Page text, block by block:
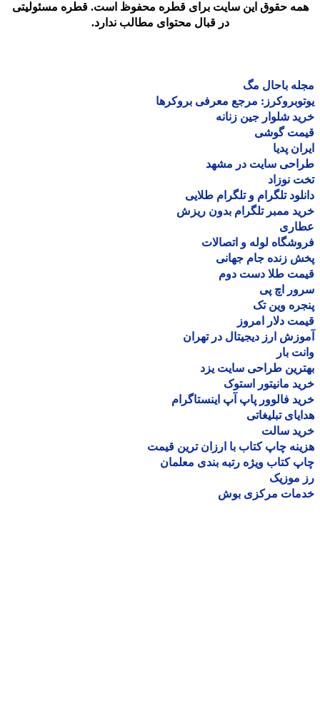
حقوق این سایت برای قطره محفوظ است. قطره مسئولیتی
در قبال محتوای مطالب ندارد.
باحال مگ
مرجع معرفی بروکرها
شلوار جین زنانه
گوشی
پدیا
سایت در مشهد
نوزاد
تلگرام و تلگرام طلایی
ممبر تلگرام بدون ریزش
لوله و اتصالات
زنده جام جهانی
طلا دست دوم
اچ پی
وین تک
دلار امروز
ارز دیجیتال در تهران
بار
طراحی سایت یزد
مانیتور استوک
فالوور پاپ آپ اینستاگرام
تبلیغاتی
سالت
چاپ کتاب با ارزان ترین قیمت
کتاب ویژه رتبه بندی معلمان
موزیک
مرکزی بوش